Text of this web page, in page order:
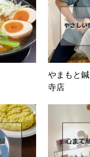
やまもと
寺店